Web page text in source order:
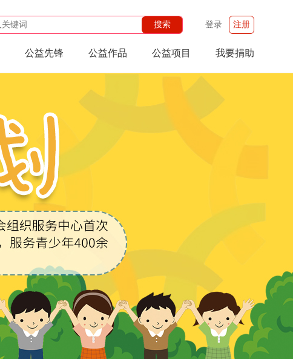
登录 注册
公益先锋 公益作品 公益项目 我要捐助